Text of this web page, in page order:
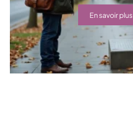
En savoir plus